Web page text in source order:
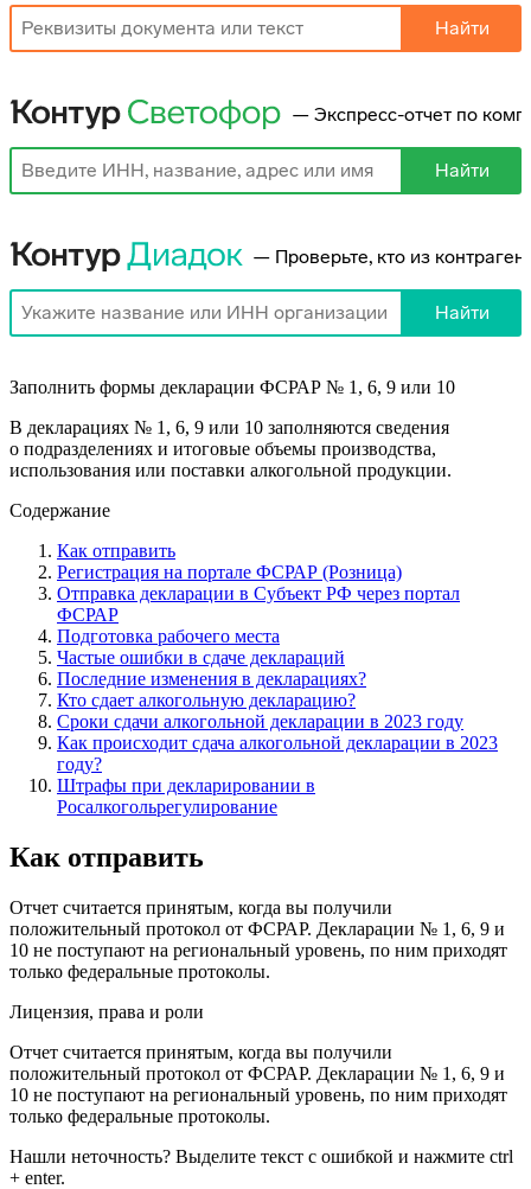
Заполнить формы декларации ФСРАР № 1, 6, 9 или 10
В декларациях № 1, 6, 9 или 10 заполняются сведения
о подразделениях и итоговые объемы производства,
использования или поставки алкогольной продукции.
Содержание
Как отправить
Регистрация на портале ФСРАР (Розница)
Отправка декларации в Субъект РФ через портал
ФСРАР
Подготовка рабочего места
Частые ошибки в сдаче деклараций
Последние изменения в декларациях?
Кто сдает алкогольную декларацию?
Сроки сдачи алкогольной декларации в 2023 году
Как происходит сдача алкогольной декларации в 2023
году?
Штрафы при декларировании в
Росалкогольрегулирование
Как отправить
Отчет считается принятым, когда вы получили
положительный протокол от ФСРАР. Декларации № 1, 6, 9 и
10 не поступают на региональный уровень, по ним приходят
только федеральные протоколы.
Лицензия, права и роли
Отчет считается принятым, когда вы получили
положительный протокол от ФСРАР. Декларации № 1, 6, 9 и
10 не поступают на региональный уровень, по ним приходят
только федеральные протоколы.
Нашли неточность? Выделите текст с ошибкой и нажмите ctrl
+ enter.